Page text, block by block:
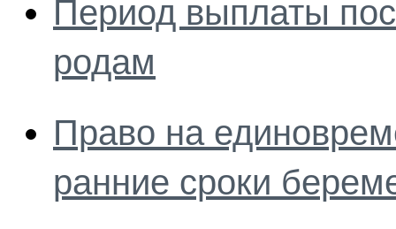
Период выплаты
родам
Право на
ранние сроки